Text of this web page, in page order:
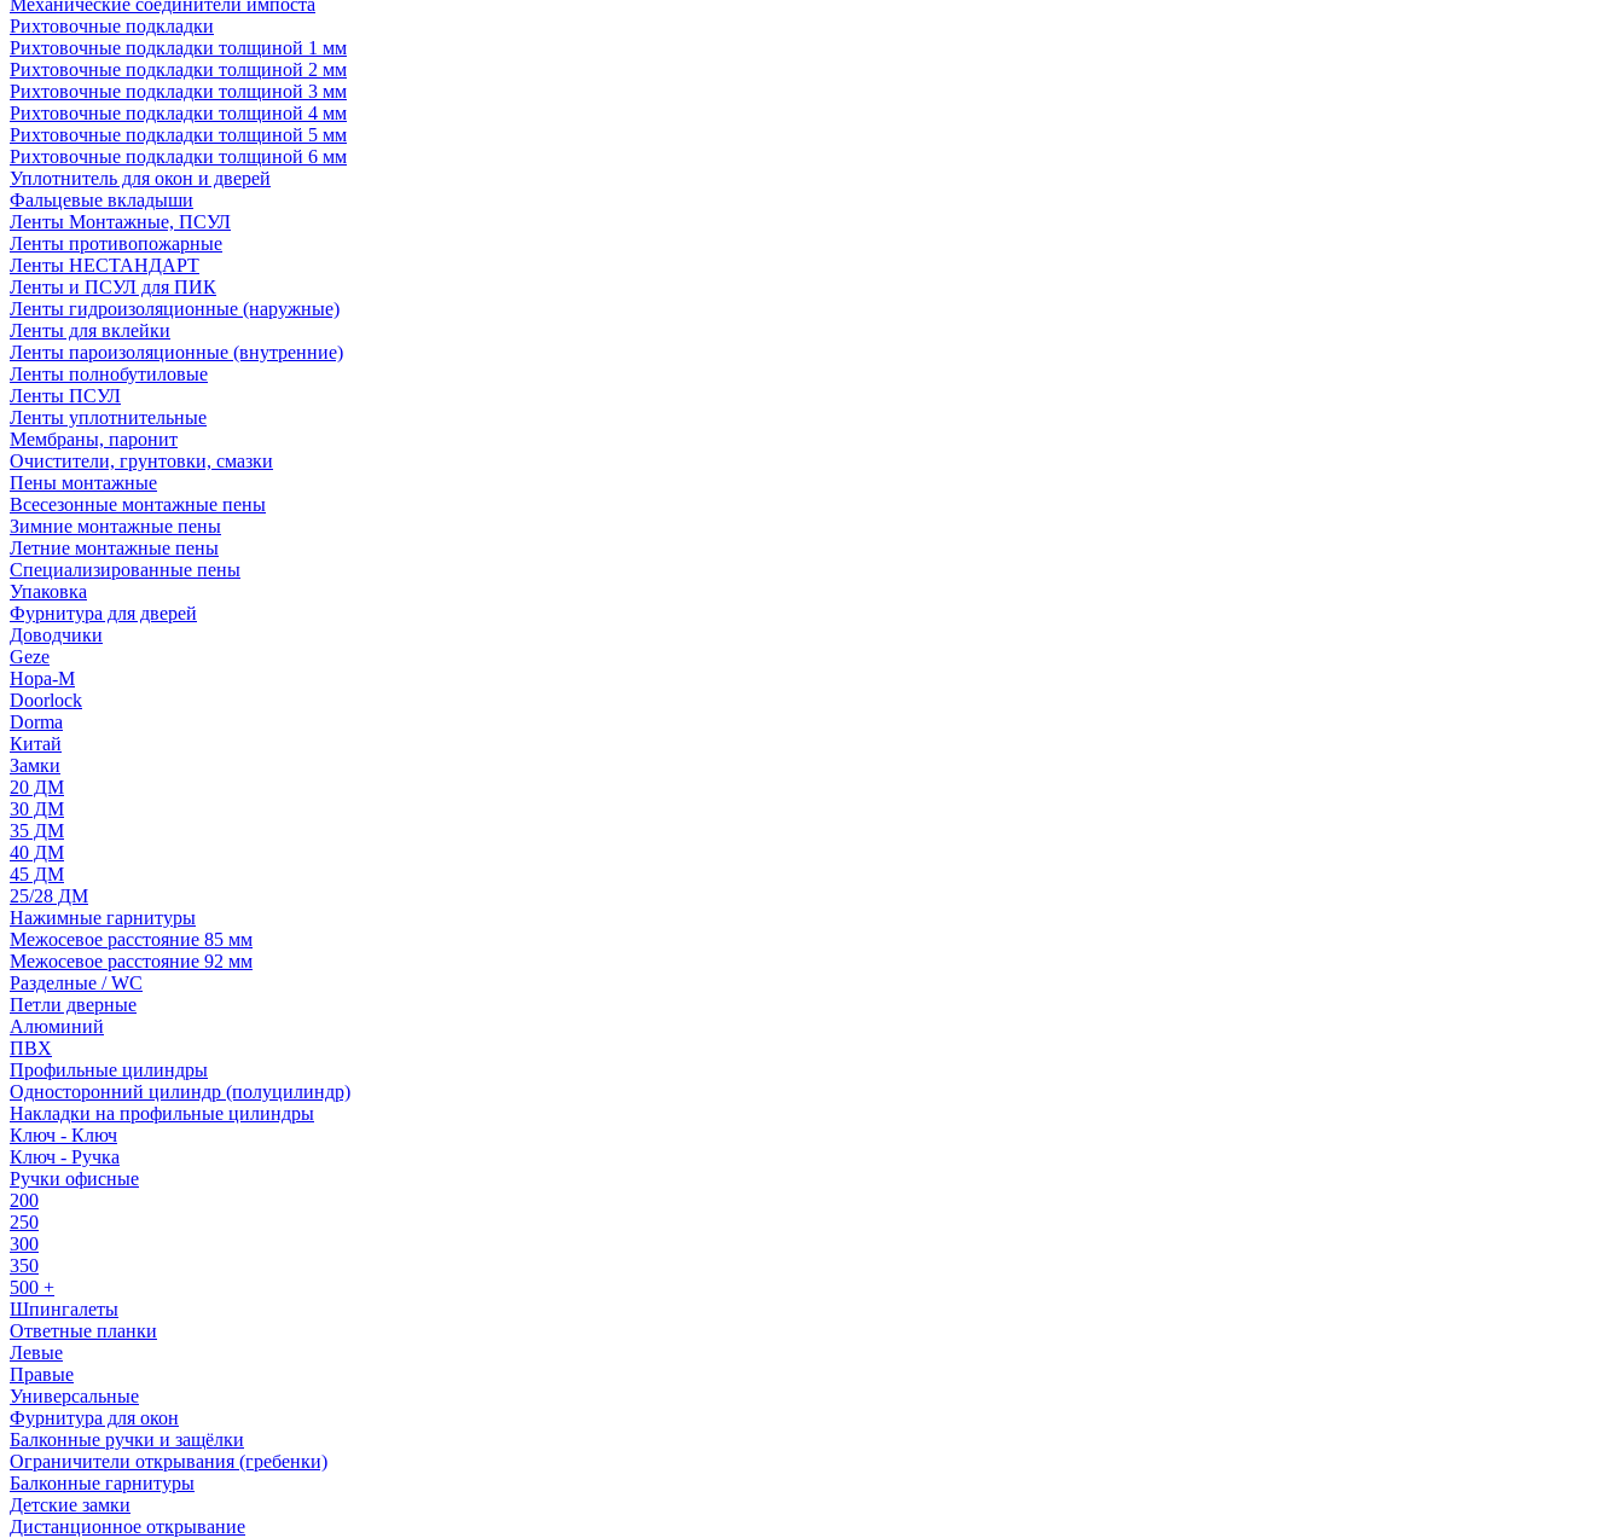
Механические соединители импоста
Рихтовочные подкладки
Рихтовочные подкладки толщиной 1 мм
Рихтовочные подкладки толщиной 2 мм
Рихтовочные подкладки толщиной 3 мм
Рихтовочные подкладки толщиной 4 мм
Рихтовочные подкладки толщиной 5 мм
Рихтовочные подкладки толщиной 6 мм
Уплотнитель для окон и дверей
Фальцевые вкладыши
Ленты Монтажные, ПСУЛ
Ленты противопожарные
Ленты НЕСТАНДАРТ
Ленты и ПСУЛ для ПИК
Ленты гидроизоляционные (наружные)
Ленты для вклейки
Ленты пароизоляционные (внутренние)
Ленты полнобутиловые
Ленты ПСУЛ
Ленты уплотнительные
Мембраны, паронит
Очистители, грунтовки, смазки
Пены монтажные
Всесезонные монтажные пены
Зимние монтажные пены
Летние монтажные пены
Специализированные пены
Упаковка
Фурнитура для дверей
Доводчики
Geze
Нора-М
Doorlock
Dorma
Китай
Замки
20 ДМ
30 ДМ
35 ДМ
40 ДМ
45 ДМ
25/28 ДМ
Нажимные гарнитуры
Межосевое расстояние 85 мм
Межосевое расстояние 92 мм
Разделные / WC
Петли дверные
Алюминий
ПВХ
Профильные цилиндры
Односторонний цилиндр (полуцилиндр)
Накладки на профильные цилиндры
Ключ - Ключ
Ключ - Ручка
Ручки офисные
200
250
300
350
500 +
Шпингалеты
Ответные планки
Левые
Правые
Универсальные
Фурнитура для окон
Балконные ручки и защёлки
Ограничители открывания (гребенки)
Балконные гарнитуры
Детские замки
Дистанционное открывание